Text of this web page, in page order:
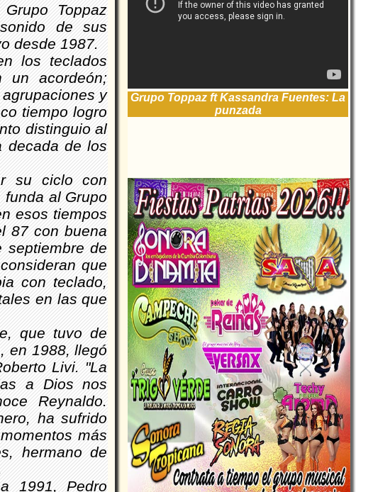
Toppaz
de sus
desde 1987.
los teclados
un acordeón;
y
tiempo logro
distinguio al
decada de los
su ciclo con
al Grupo
esos tiempos
87 con buena
septiembre de
que
con teclado,
en las que
que tuvo de
en 1988, llegó
Livi. "La
a Dios nos
Reynaldo.
ha sufrido
más
hermano de
1991, Pedro
Grupo Toppaz ft Kassandra Fuentes: La
punzada